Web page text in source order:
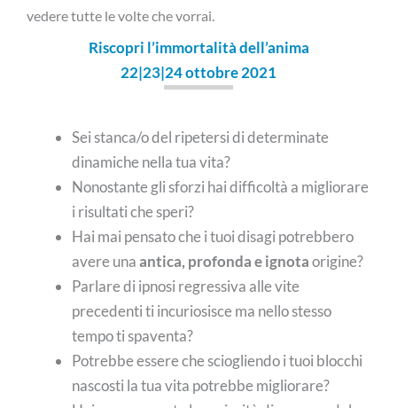
vedere tutte le volte che vorrai.
Riscopri l’immortalità dell’anima
22|23|24 ottobre 2021
Sei stanca/o del ripetersi di determinate
dinamiche nella tua vita?
Nonostante gli sforzi hai difficoltà a migliorare
i risultati che speri?
Hai mai pensato che i tuoi disagi potrebbero
avere unaantica, profonda e ignotaorigine?
Parlare di ipnosi regressiva alle vite
precedenti ti incuriosisce ma nello stesso
tempo ti spaventa?
Potrebbe essere che sciogliendo i tuoi blocchi
nascosti la tua vita potrebbe migliorare?